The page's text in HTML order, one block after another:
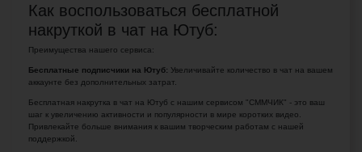
Как воспользоваться бесплатной
накруткой в чат на Ютуб:
Преимущества нашего сервиса:
Бесплатные подписчики на Ютуб: Увеличивайте количество в чат на вашем
аккаунте без дополнительных затрат.
Бесплатная накрутка в чат на Ютуб с нашим сервисом "СММЧИК" - это ваш
шаг к увеличению активности и популярности в мире коротких видео.
Привлекайте больше внимания к вашим творческим работам с нашей
поддержкой.